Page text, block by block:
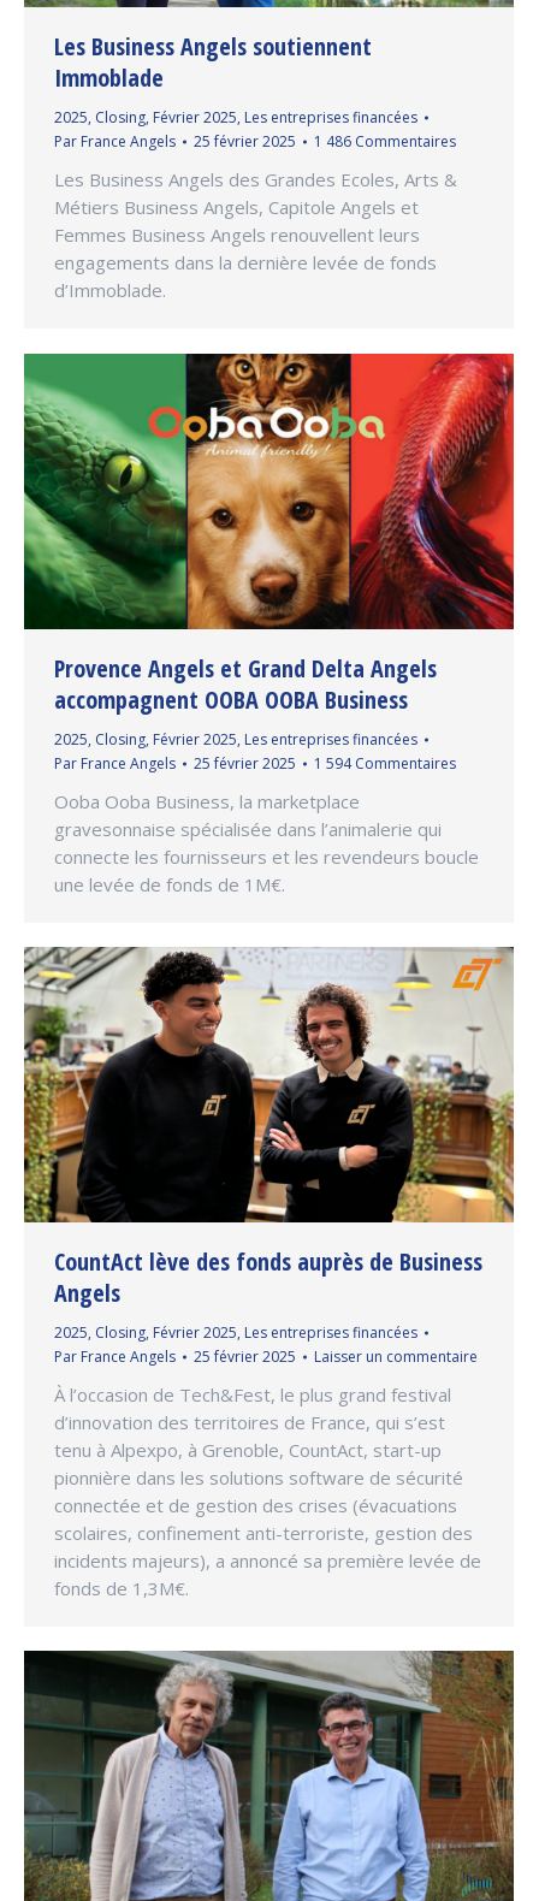
Les Business Angels soutiennent
Immoblade
2025, Closing, Février 2025, Les entreprises financées
Par France Angels 25 février 2025 1 486 Commentaires
Les Business Angels des Grandes Ecoles, Arts &
Métiers Business Angels, Capitole Angels et
Femmes Business Angels renouvellent leurs
engagements dans la dernière levée de fonds
d’Immoblade.
Provence Angels et Grand Delta Angels
accompagnent OOBA OOBA Business
2025, Closing, Février 2025, Les entreprises financées
Par France Angels 25 février 2025 1 594 Commentaires
Ooba Ooba Business, la marketplace
gravesonnaise spécialisée dans l’animalerie qui
connecte les fournisseurs et les revendeurs boucle
une levée de fonds de 1M€.
CountAct lève des fonds auprès de Business
Angels
2025, Closing, Février 2025, Les entreprises financées
Par France Angels 25 février 2025 Laisser un commentaire
À l’occasion de Tech&Fest, le plus grand festival
d’innovation des territoires de France, qui s’est
tenu à Alpexpo, à Grenoble, CountAct, start-up
pionnière dans les solutions software de sécurité
connectée et de gestion des crises (évacuations
scolaires, confinement anti-terroriste, gestion des
incidents majeurs), a annoncé sa première levée de
fonds de 1,3M€.